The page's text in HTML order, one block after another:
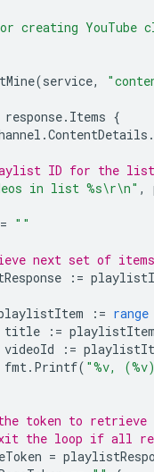
creating YouTube
(service,
response. Items {
.ContentDetails .
ID for the list
in list %s\r\n" ,
""
next set of
:=
:= range
title
:=
videoId
:=
fmt. Printf( "%v,
token to retrieve
the loop if all
=